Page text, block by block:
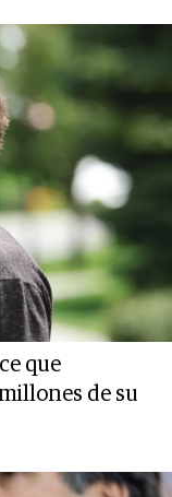
que
de su